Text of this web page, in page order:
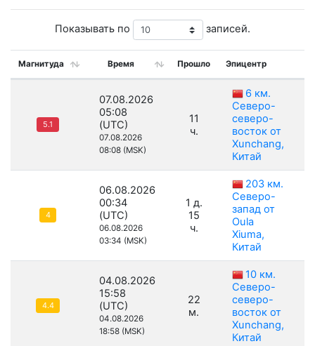
Показывать по записей.
Магнитуда Время Прошло Эпицентр
5.1
07.08.2026
05:08
(UTC)
07.08.2026
08:08 (MSK)
11
ч.
6 км.
Северо-
северо-
восток от
Xunchang,
Китай
4
06.08.2026
00:34
(UTC)
06.08.2026
03:34 (MSK)
1 д.
15
ч.
203 км.
Северо-
запад от
Oula
Xiuma,
Китай
4.4
04.08.2026
15:58
(UTC)
04.08.2026
18:58 (MSK)
22
м.
10 км.
Северо-
северо-
восток от
Xunchang,
Китай